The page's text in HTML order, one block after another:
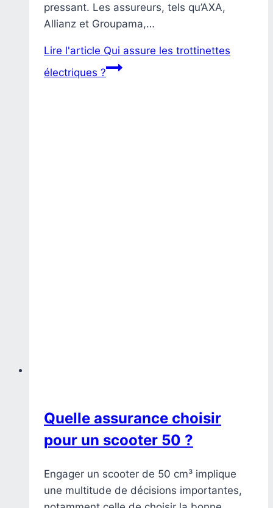
pressant. Les assureurs, tels qu’AXA,
Allianz et Groupama,…
Lire l'article Qui assure les trottinettes
électriques ?
Quelle assurance choisir
pour un scooter 50 ?
Engager un scooter de 50 cm³ implique
une multitude de décisions importantes,